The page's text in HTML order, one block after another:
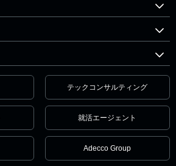
テックコンサルティング
就活エージェント
Adecco Group